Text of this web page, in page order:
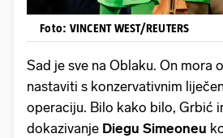
Foto: VINCENT WEST/REUTERS
Sad je sve na Oblaku. On mora
nastaviti s konzervativnim
operaciju. Bilo kako bilo, Grbić
dokazivanje Diegu Simeoneu